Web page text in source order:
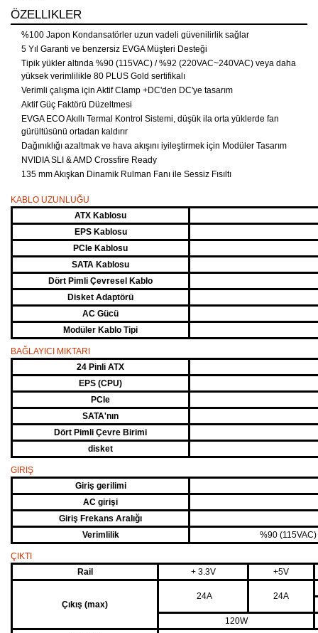
ÖZELLIKLER
%100 Japon Kondansatörler uzun vadeli güvenilirlik sağlar
5 Yıl Garanti ve benzersiz EVGA Müşteri Desteği
Tipik yükler altında %90 (115VAC) / %92 (220VAC~240VAC) veya daha
yüksek verimlilikle 80 PLUS Gold sertifikalı
Verimli çalışma için Aktif Clamp +DC'den DC'ye tasarım
Aktif Güç Faktörü Düzeltmesi
EVGA ECO Akıllı Termal Kontrol Sistemi, düşük ila orta yüklerde fan
gürültüsünü ortadan kaldırır
Dağınıklığı azaltmak ve hava akışını iyileştirmek için Modüler Tasarım
NVIDIA SLI & AMD Crossfire Ready
135 mm Akışkan Dinamik Rulman Fanı ile Sessiz Fısıltı
KABLO UZUNLUĞU
ATX Kablosu
EPS Kablosu
PCIe Kablosu
SATA Kablosu
Dört Pimli Çevresel Kablo
Disket Adaptörü
AC Gücü
Modüler Kablo Tipi
BAĞLAYICI MIKTARI
24 Pinli ATX
EPS (CPU)
PCIe
SATA'nın
Dört Pimli Çevre Birimi
disket
GIRIŞ
Giriş gerilimi
AC girişi
Giriş Frekans Aralığı
Verimlilik
%90
ÇIKTI
Rail
+ 3.3V +5V
Çıkış (max)
24A 24A
120W